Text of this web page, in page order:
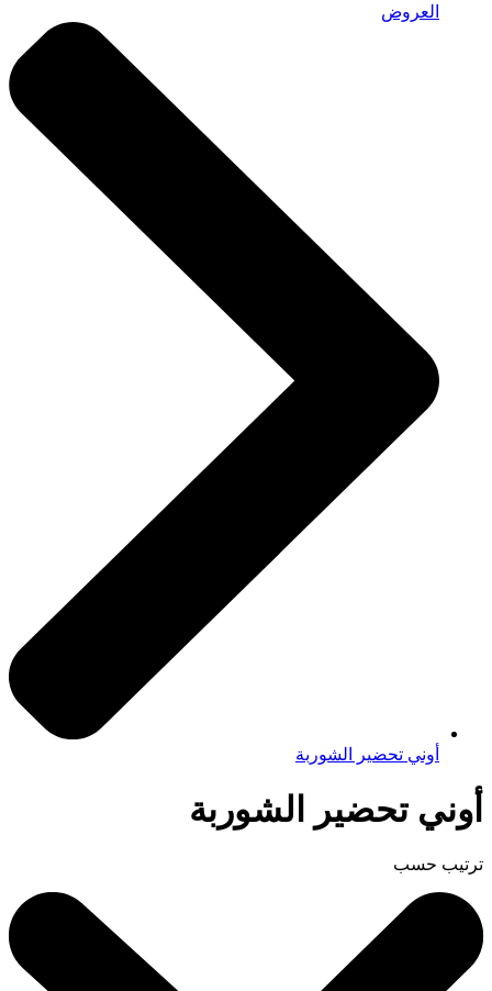
العروض
أوني تحضير الشوربة
أوني تحضير الشوربة
ترتيب حسب